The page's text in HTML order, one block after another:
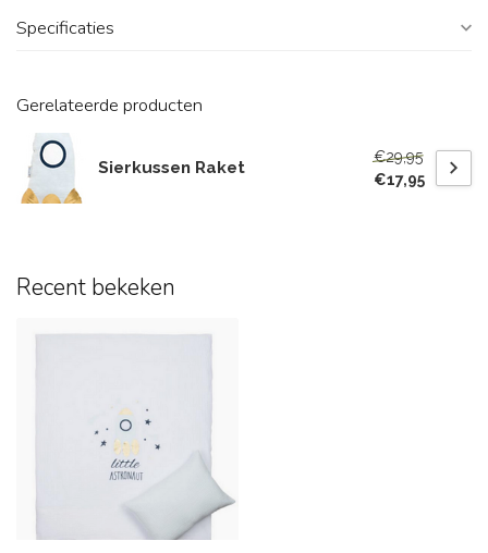
Specificaties
Gerelateerde producten
Sierkussen Raket
€29,95
€17,95
Recent bekeken